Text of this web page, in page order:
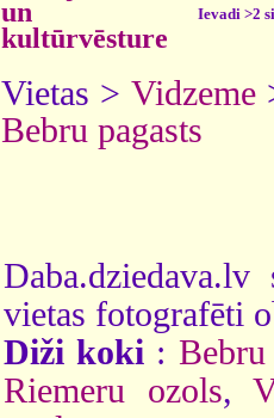
un
kultūrvēsture
Ievadi >2
Vietas > Vidzeme
Bebru pagasts
vietas fotografēti
Diži koki :
Riemeru ozols,